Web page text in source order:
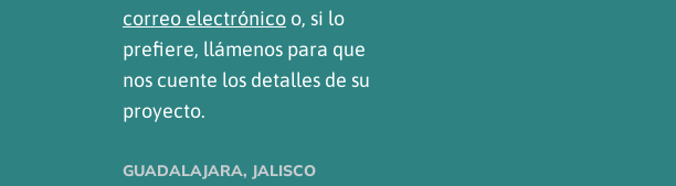
correo electrónico o, si lo
prefiere, llámenos para que
nos cuente los detalles de su
proyecto.
GUADALAJARA, JALISCO